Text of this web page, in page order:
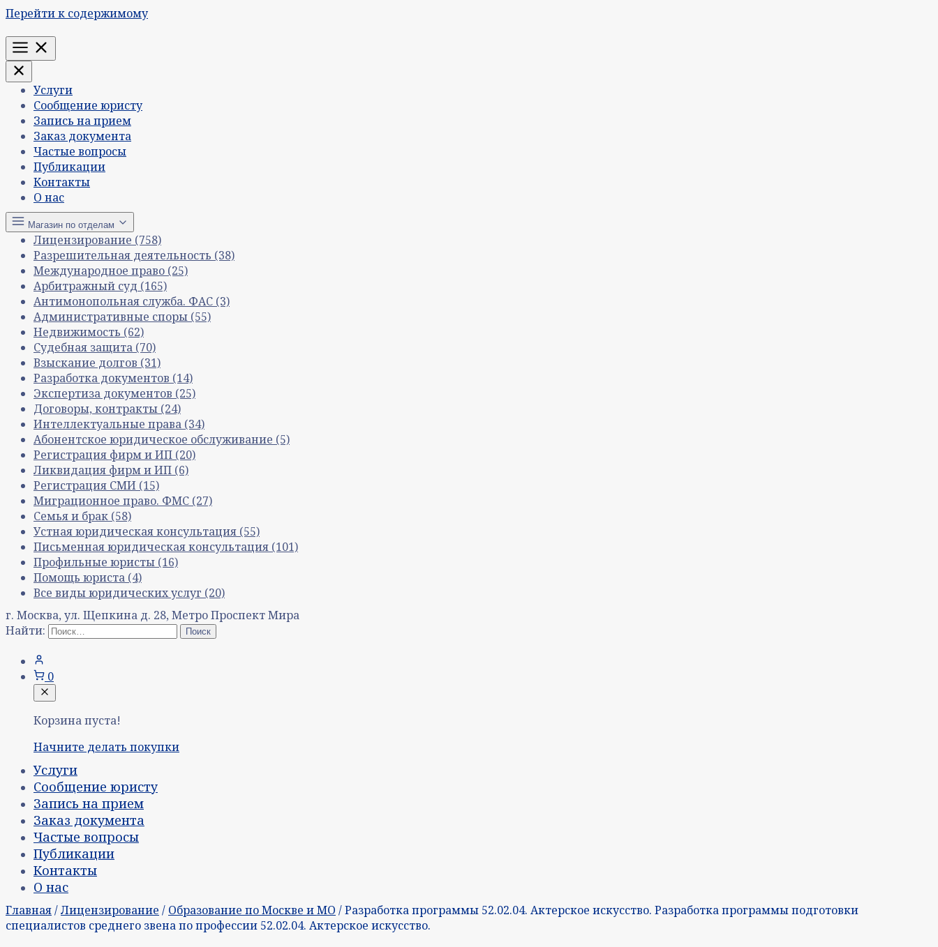
Перейти к содержимому
Меню
Услуги
Сообщение юристу
Запись на прием
Заказ документа
Частые вопросы
Публикации
Контакты
О нас
Магазин по отделам
Лицензирование (758)
Разрешительная деятельность (38)
Международное право (25)
Арбитражный суд (165)
Антимонопольная служба. ФАС (3)
Административные споры (55)
Недвижимость (62)
Судебная защита (70)
Взыскание долгов (31)
Разработка документов (14)
Экспертиза документов (25)
Договоры, контракты (24)
Интеллектуальные права (34)
Абонентское юридическое обслуживание (5)
Регистрация фирм и ИП (20)
Ликвидация фирм и ИП (6)
Регистрация СМИ (15)
Миграционное право. ФМС (27)
Семья и брак (58)
Устная юридическая консультация (55)
Письменная юридическая консультация (101)
Профильные юристы (16)
Помощь юриста (4)
Все виды юридических услуг (20)
г. Москва, ул. Щепкина д. 28, Метро Проспект Мира
Найти:
0
Корзина пуста!
Начните делать покупки
Услуги
Сообщение юристу
Запись на прием
Заказ документа
Частые вопросы
Публикации
Контакты
О нас
Главная/Лицензирование / Образование по Москве и МО / Разработка программы 52.02.04. Актерское искусство. Разработка программы подготовки
специалистов среднего звена по профессии 52.02.04. Актерское искусство.